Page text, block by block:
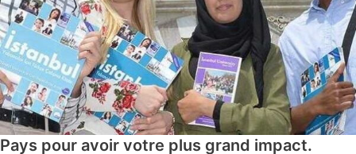
Pays pour avoir votre plus grand impact.